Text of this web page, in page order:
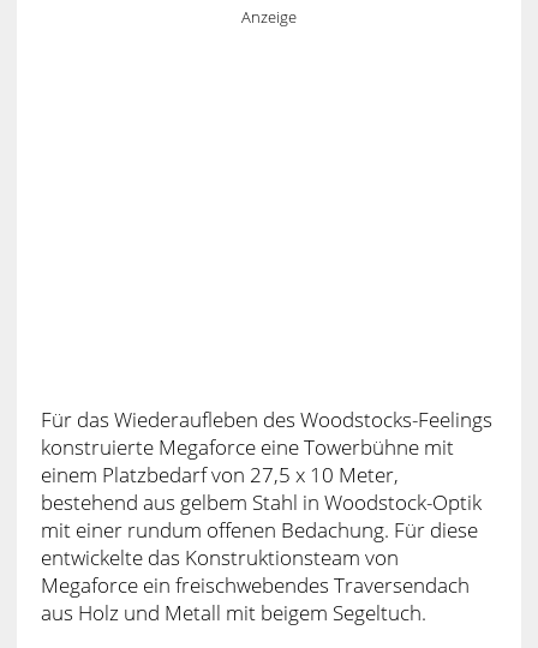
Anzeige
Für das Wiederaufleben des Woodstocks-Feelings
konstruierte Megaforce eine Towerbühne mit
einem Platzbedarf von 27,5 x 10 Meter,
bestehend aus gelbem Stahl in Woodstock-Optik
mit einer rundum offenen Bedachung. Für diese
entwickelte das Konstruktionsteam von
Megaforce ein freischwebendes Traversendach
aus Holz und Metall mit beigem Segeltuch.